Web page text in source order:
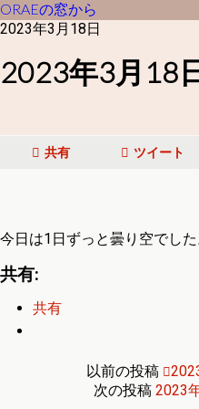
ORAEの窓から
2023年3月18日
2023年3月
共有 ツイート
今日は1日ずっと曇り空でした
共有:
共有
以前の投稿
次の投稿 2023